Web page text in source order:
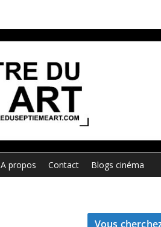
A propos Contact Blogs cinéma
Vous